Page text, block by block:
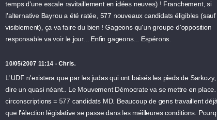
temps d'une escale ravitaillement en idées neuves) ! Franchement, si
l'alternative Bayrou a été ratée, 577 nouveaux candidats éligibles (sauf
visiblement), ça va faire du bien ! Gageons qu'un groupe d'opposition
responsable va voir le jour... Enfin gageons... Espérons.
10/05/2007 11:14 - Chris.
L'UDF n'existera que par les judas qui ont baisés les pieds de
dire un quasi néant.. Le Mouvement Démocrate va se mettre en
circonscriptions = 577 candidats MD. Beaucoup de gens travaillent
que l'élection législative se passe dans les méilleures conditions.